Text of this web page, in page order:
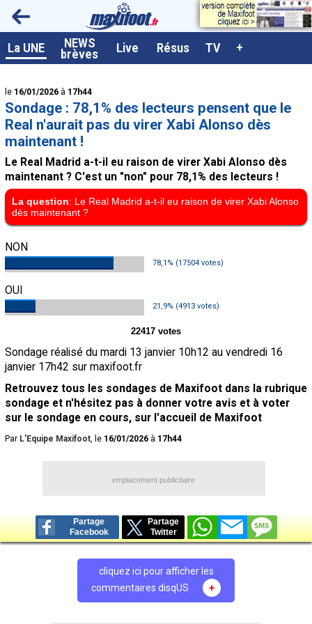
La UNE NEWS
brèves Live Résus TV +
<
le 16/01/2026 à 17h44
Sondage : 78,1% des lecteurs pensent que le
Real n'aurait pas du virer Xabi Alonso dès
maintenant !
Le Real Madrid a-t-il eu raison de virer Xabi Alonso dès
maintenant ? C'est un "non" pour 78,1% des lecteurs !
La question: Le Real Madrid a-t-il eu raison de virer Xabi Alonso
dès maintenant ?
NON
78,1% (17504 votes)
OUI
21,9% (4913 votes)
22417 votes
Sondage réalisé du mardi 13 janvier 10h12 au vendredi 16
janvier 17h42 sur maxifoot.fr
Retrouvez tous les sondages de Maxifoot dans la rubrique
sondage et n'hésitez pas à donner votre avis et à voter
sur le sondage en cours, sur l'accueil de Maxifoot
Par L'Equipe Maxifoot, le 16/01/2026 à 17h44
emplacement publicitaire
Partage
Facebook
Partage
Twitter
cliquez ici pour afficher les
commentaires disqUS
+
A la UNE
Live / Matchs en direct
Résultats et Classements
Class. buteurs européens
Programme TV foot
Vidéos
Sondages
Tableau transferts L1
Taille de la police
Paramètrages / Options
Recrutement Maxifoot
site web Maxifoot.fr